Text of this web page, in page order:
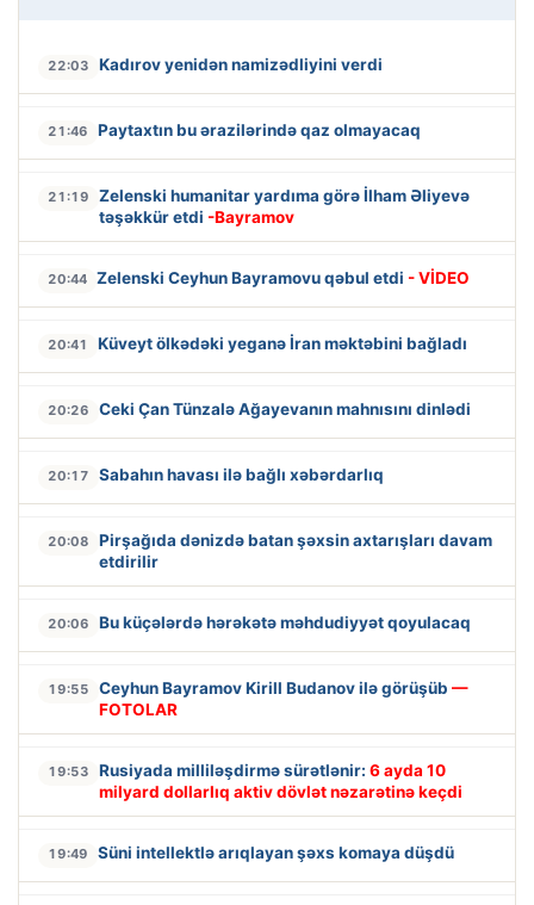
22:03 Kadırov yenidən namizədliyini verdi
21:46 Paytaxtın bu ərazilərində qaz olmayacaq
21:19
Zelenski humanitar yardıma görə İlham Əliyevə
təşəkkür etdi -Bayramov
20:44 Zelenski Ceyhun Bayramovu qəbul etdi - VİDEO
20:41 Küveyt ölkədəki yeganə İran məktəbini bağladı
20:26 Ceki Çan Tünzalə Ağayevanın mahnısını dinlədi
20:17 Sabahın havası ilə bağlı xəbərdarlıq
20:08
Pirşağıda dənizdə batan şəxsin axtarışları davam
etdirilir
20:06 Bu küçələrdə hərəkətə məhdudiyyət qoyulacaq
19:55 Ceyhun Bayramov Kirill Budanov ilə görüşüb —
FOTOLAR
19:53 Rusiyada milliləşdirmə sürətlənir: 6 ayda 10
milyard dollarlıq aktiv dövlət nəzarətinə keçdi
19:49 Süni intellektlə arıqlayan şəxs komaya düşdü